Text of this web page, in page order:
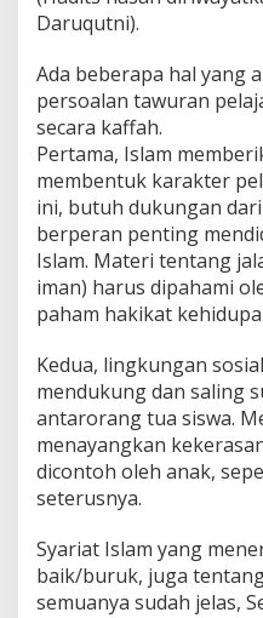
Daruqutni).
Ada beberapa hal yang
persoalan tawuran
secara kaffah.
Pertama, Islam
membentuk karakter
ini, butuh dukungan
berperan penting
Islam. Materi tentang
iman) harus dipahami
paham hakikat
Kedua, lingkungan
mendukung dan saling
antarorang tua siswa.
menayangkan
dicontoh oleh anak,
seterusnya.
Syariat Islam yang
baik/buruk, juga
semuanya sudah jelas,